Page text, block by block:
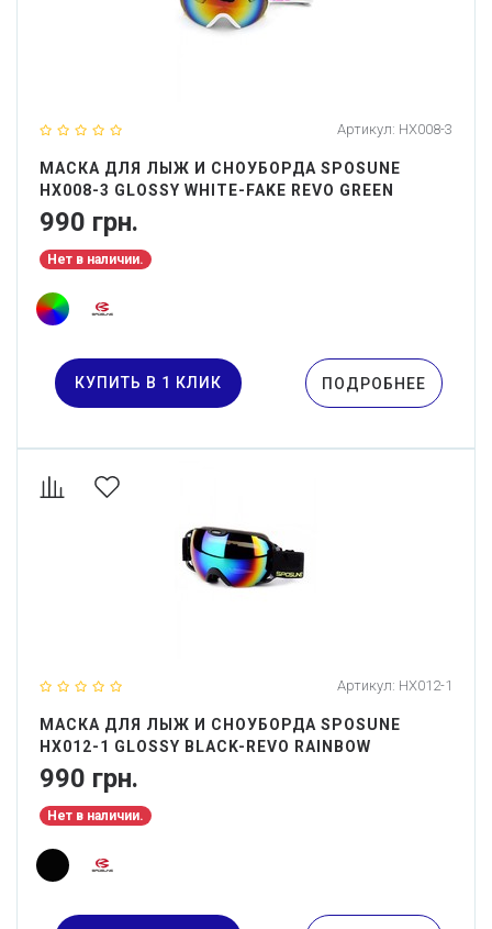
Артикул: HX008-3
МАСКА ДЛЯ ЛЫЖ И СНОУБОРДА SPOSUNE
HX008-3 GLOSSY WHITE-FAKE REVO GREEN
990 грн.
Нет в наличии.
КУПИТЬ В 1 КЛИК ПОДРОБНЕЕ
Артикул: HX012-1
МАСКА ДЛЯ ЛЫЖ И СНОУБОРДА SPOSUNE
HX012-1 GLOSSY BLACK-REVO RAINBOW
990 грн.
Нет в наличии.